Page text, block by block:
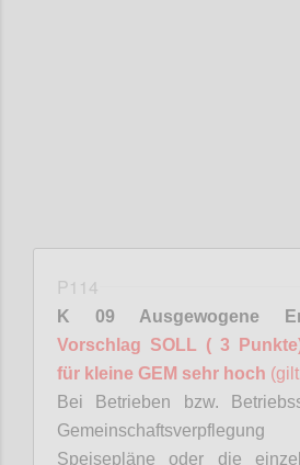
P114
K 09 Ausgewogene
Vorschlag SOLL ( 3
für kleine GEM sehr hoch
Bei Betrieben bzw.
Speisepläne oder die